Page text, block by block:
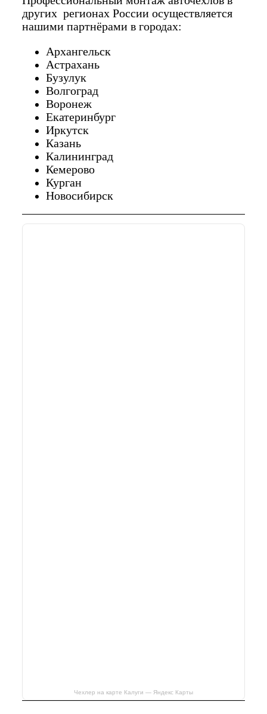
других регионах России осуществляется
нашими партнёрами в городах:
Архангельск
Астрахань
Бузулук
Волгоград
Воронеж
Екатеринбург
Иркутск
Казань
Калининград
Кемерово
Курган
Новосибирск
Чехлер на карте Калуги — Яндекс Карты